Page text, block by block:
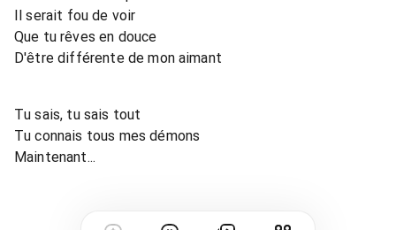
Il serait fou de voir
Que tu rêves en douce
D'être différente de mon aimant
Tu sais, tu sais tout
Tu connais tous mes démons
Maintenant...